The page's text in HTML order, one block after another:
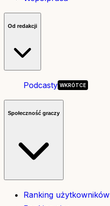
Od redakcji
Podcasty
Społeczność graczy
Ranking użytkowników